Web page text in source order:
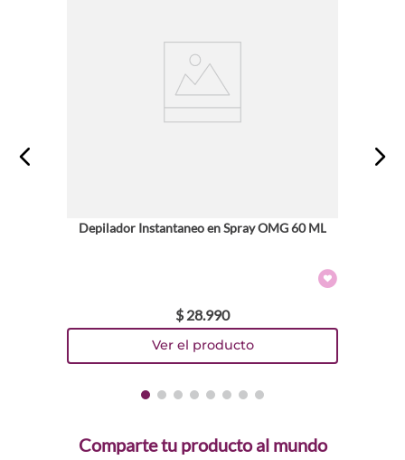
Depilador Instantaneo en Spray OMG 60 ML
$ 28.990
Comparte